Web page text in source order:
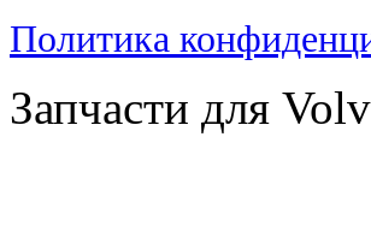
Политика
Запчасти для